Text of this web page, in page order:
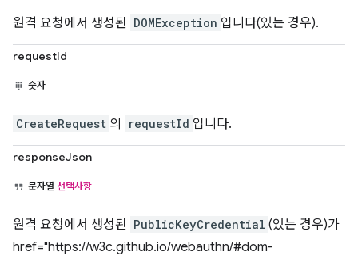
원격 요청에서 생성된 DOMException 입니다(있는 경우).
requestId
숫자
CreateRequest 의 requestId 입니다.
responseJson
문자열 선택사항
원격 요청에서 생성된 PublicKeyCredential (있는 경우)가
href="https://w3c.github.io/webauthn/#dom-